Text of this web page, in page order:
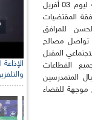
وأوضح البيان أنه تنفيذا لقرارات اجتماع الحكومة ليوم 03 أفريل
المقتضيات
للمرافق
تواصل مصالح
المقبل
القطاعات
المتمدرسين
له غلاف مالي قدر ب 34 مليار دجي منها 585 مليون دج موجهة للقضاء